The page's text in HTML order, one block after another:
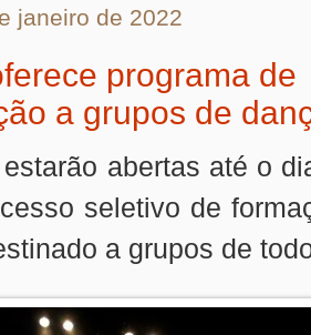
janeiro de 2022
programa de
a grupos de
abertas até o
seletivo de
a grupos de